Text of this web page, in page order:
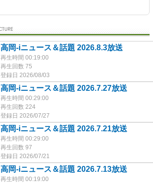
高岡-iニュース＆話題 2026.8.3放送
再生時間 00:19:00
再生回数 75
登録日 2026/08/03
高岡-iニュース＆話題 2026.7.27放送
再生時間 00:29:00
再生回数 224
登録日 2026/07/27
高岡-iニュース＆話題 2026.7.21放送
再生時間 00:29:00
再生回数 97
登録日 2026/07/21
高岡-iニュース＆話題 2026.7.13放送
再生時間 00:19:00